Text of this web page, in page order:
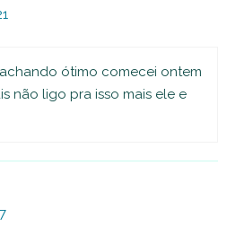
ótimo comecei ontem
não ligo pra isso mais ele e